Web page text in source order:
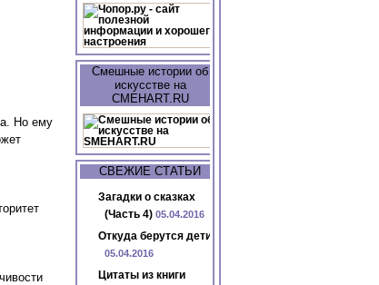
Но ему
Смешные истории об
искусстве на
CMEHART.RU
СВЕЖИЕ СТАТЬИ
Загадки о сказках
(Часть 4) 05.04.2016
Откуда берутся дети
05.04.2016
Цитаты из книги